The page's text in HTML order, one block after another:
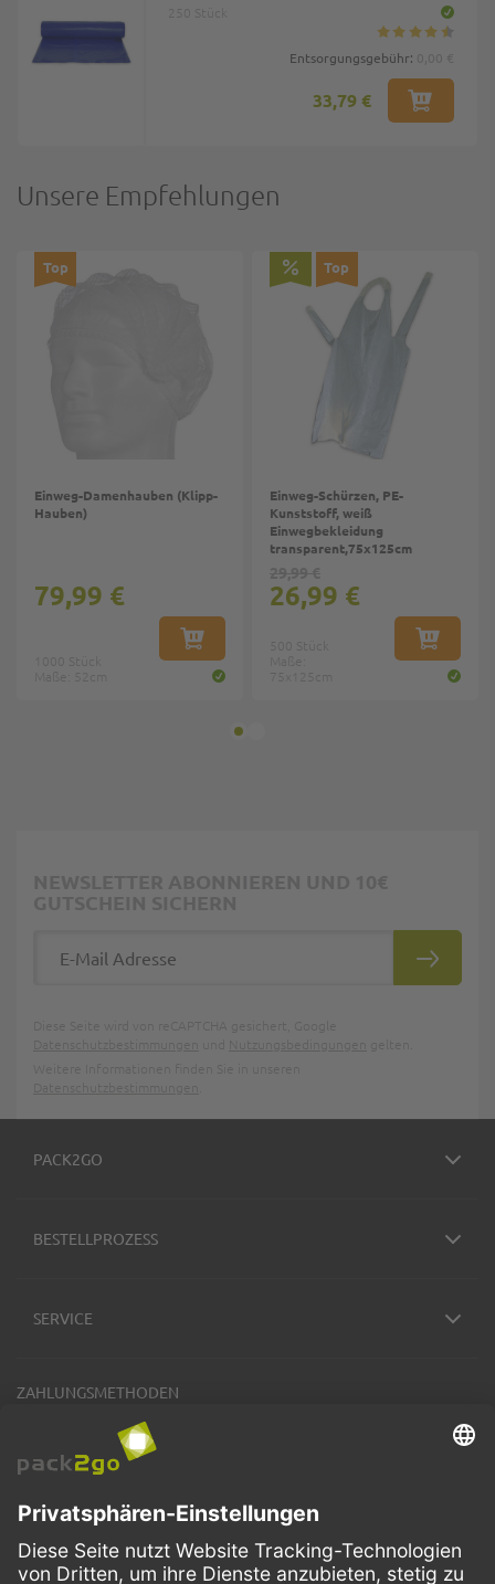
Entsorgungsgebühr:
33,79 €
Unsere Empfehlungen
Top
Einweg-Damenhauben (Klipp-
Hauben)
IN DEN WARENKORB
79,99 €
Top
Einweg-Schürzen, PE-
Kunststoff, weiß
Einwegbekleidung
transparent,75x125cm
IN DEN
26,99 €
PACK2GO
BESTELLPROZESS
SERVICE
ZAHLUNGSMETHODEN
VERSANDARTEN